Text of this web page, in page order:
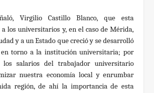
Virgilio Castillo Blanco, que esta
los universitarios y, en el caso de Mérida,
y a un Estado que creció y se desarrolló
torno a la institución universitaria; por
los salarios del trabajador universitario
nuestra economía local y enrumbar
región, de ahí la importancia de esta